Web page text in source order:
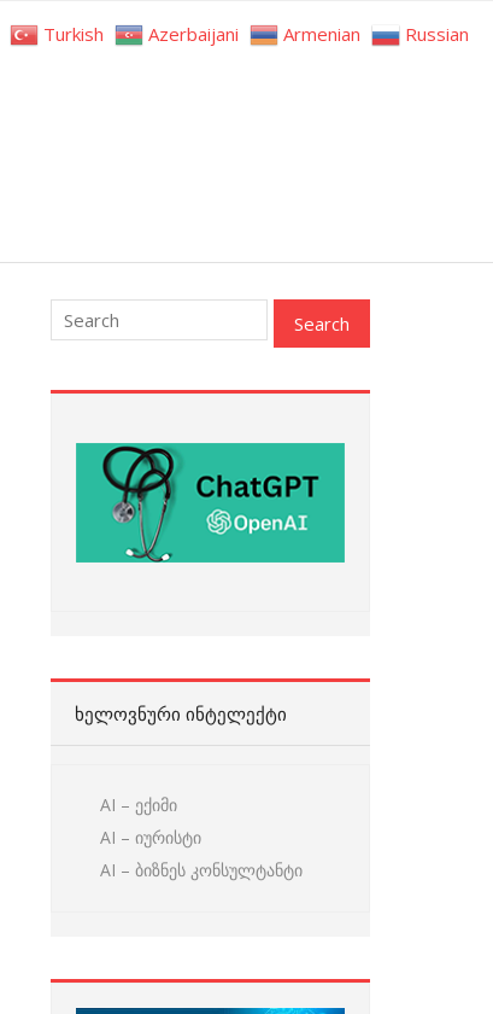
ᲮᲔᲚᲝᲕᲜᲣᲠᲘ ᲘᲜᲢᲔᲚᲔᲥᲢᲘ
AI – ექიმი
AI – იურისტი
AI – ბიზნეს კონსულტანტი
Turkish Azerbaijani Armenian Russian